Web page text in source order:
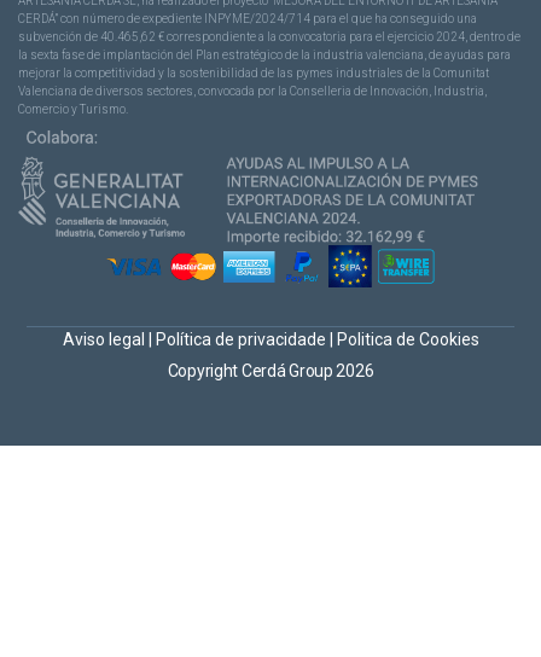
CERDÁ” con número de expediente INPYME/2024/714 para el que ha conseguido una
subvención de 40.465,62 € correspondiente a la convocatoria para el ejercicio 2024, dentro de
la sexta fase de implantación del Plan estratégico de la industria valenciana, de ayudas para
mejorar la competitividad y la sostenibilidad de las pymes industriales de la Comunitat
Valenciana de diversos sectores, convocada por la Conselleria de Innovación, Industria,
Comercio y Turismo.
Copyright Cerdá Group 2026
Aviso legal Política de privacidade Politica de Cookies